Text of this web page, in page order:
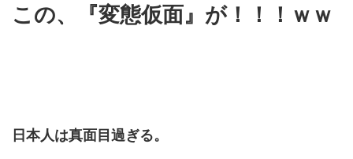
この、『変態仮面』が！！！ｗｗ
日本人は真面目過ぎる。